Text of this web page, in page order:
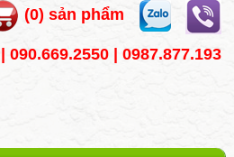
(0) sản phẩm
090.669.2550 | 0987.877.193